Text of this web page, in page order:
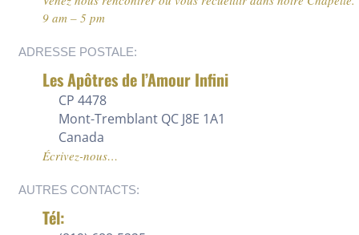
9 am – 5 pm
ADRESSE POSTALE:
Les Apôtres de l’Amour Infini
CP 4478
Mont-Tremblant QC J8E 1A1
Canada
Écrivez-nous…
AUTRES CONTACTS:
Tél: